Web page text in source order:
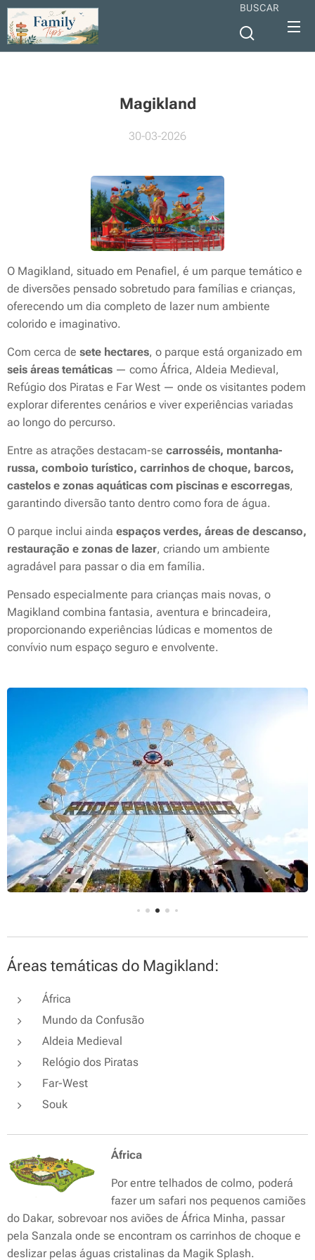
BUSCAR
Magikland
30-03-2026
O Magikland, situado em Penafiel, é um parque temático e
de diversões pensado sobretudo para famílias e crianças,
oferecendo um dia completo de lazer num ambiente
colorido e imaginativo.
Com cerca de sete hectares, o parque está organizado em
seis áreas temáticas — como África, Aldeia Medieval,
Refúgio dos Piratas e Far West — onde os visitantes podem
explorar diferentes cenários e viver experiências variadas
ao longo do percurso.
Entre as atrações destacam-se carrosséis, montanha-
russa, comboio turístico, carrinhos de choque, barcos,
castelos e zonas aquáticas com piscinas e escorregas,
garantindo diversão tanto dentro como fora de água.
O parque inclui ainda espaços verdes, áreas de descanso,
restauração e zonas de lazer, criando um ambiente
agradável para passar o dia em família.
Pensado especialmente para crianças mais novas, o
Magikland combina fantasia, aventura e brincadeira,
proporcionando experiências lúdicas e momentos de
convívio num espaço seguro e envolvente.
Áreas temáticas do Magikland:
África
Mundo da Confusão
Aldeia Medieval
Relógio dos Piratas
Far-West
Souk
África
Por entre telhados de colmo, poderá
fazer um safari nos pequenos camiões
do Dakar, sobrevoar nos aviões de África Minha, passar
pela Sanzala onde se encontram os carrinhos de choque e
deslizar pelas águas cristalinas da Magik Splash.